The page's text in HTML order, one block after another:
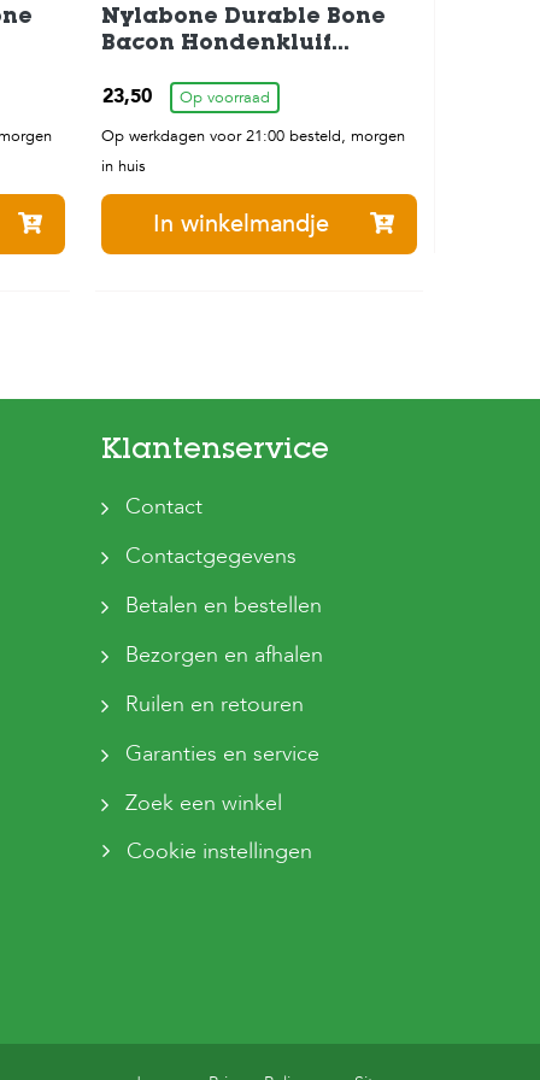
Nylabone Durable Bone
Bacon Hondenkluif
30kg
23,50
Op voorraad
Op werkdagen voor 21:00 besteld, morgen
in huis
In winkelmandje
Klantenservice
Contact
Contactgegevens
Betalen en bestellen
Bezorgen en afhalen
Ruilen en retouren
Garanties en service
Zoek een winkel
Cookie instellingen